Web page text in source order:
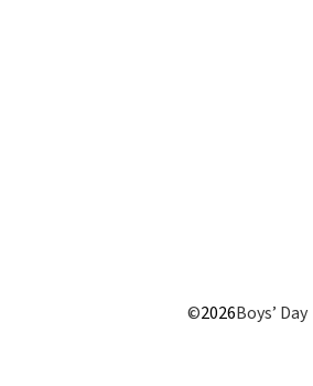
©2026Boys’ Day